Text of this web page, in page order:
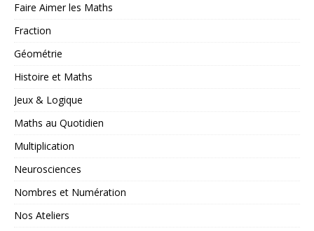
Faire Aimer les Maths
Fraction
Géométrie
Histoire et Maths
Jeux & Logique
Maths au Quotidien
Multiplication
Neurosciences
Nombres et Numération
Nos Ateliers